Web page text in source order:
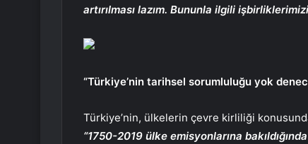
artırılması lazım. Bununla ilgili
“Türkiye’nin tarihsel sorumluluğu yok
Türkiye’nin, ülkelerin çevre kirliliği
“1750-2019 ülke emisyonlarına